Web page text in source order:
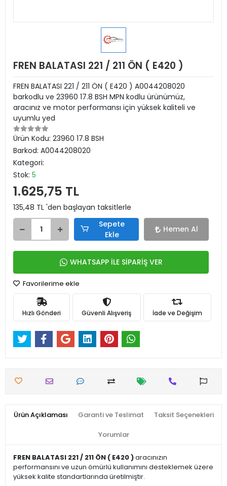
FREN BALATASI 221 / 211 ÖN ( E420 )
FREN BALATASI 221 / 211 ÖN ( E420 ) A0044208020
barkodlu ve 23960 17.8 BSH MPN kodlu ürünümüz,
aracınız ve motor performansı için yüksek kaliteli ve
uyumlu yed
Ürün Kodu: 23960 17.8 BSH
Barkod: A0044208020
Kategori:
Stok: 5
1.625,75 TL
135,48 TL 'den başlayan taksitlerle
Sepete
Ekle
Hemen Al
WHATSAPP İLE SİPARİŞ VER
Favorilerime ekle
Hızlı Gönderi Güvenli Alışveriş İade ve Değişim
Ürün Açıklaması Garanti ve Teslimat Taksit Seçenekleri
Yorumlar
FREN BALATASI 221 / 211 ÖN ( E420 )aracınızın
performansını ve uzun ömürlü kullanımını desteklemek üzere
yüksek kalite standartlarında üretilmiştir.